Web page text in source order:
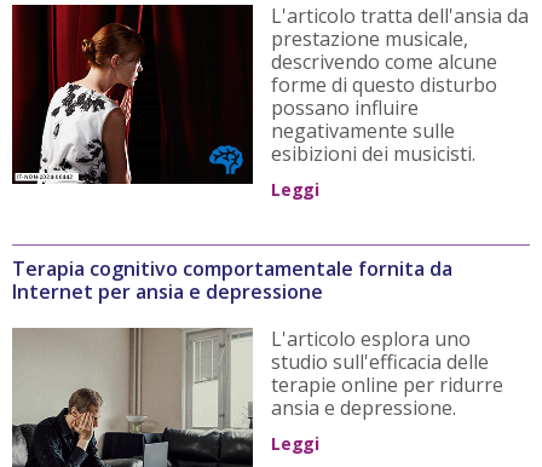
L'articolo tratta dell'ansia da
prestazione musicale,
descrivendo come alcune
forme di questo disturbo
possano influire
negativamente sulle
esibizioni dei musicisti.
Leggi
Terapia cognitivo comportamentale fornita da
Internet per ansia e depressione
L'articolo esplora uno
studio sull'efficacia delle
terapie online per ridurre
ansia e depressione.
Leggi